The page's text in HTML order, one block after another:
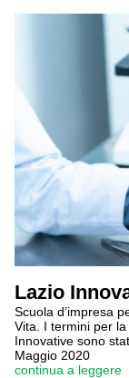
Lazio
Scuola d’impresa
Vita. I termini per
Innovative sono
Maggio 2020
continua a leggere